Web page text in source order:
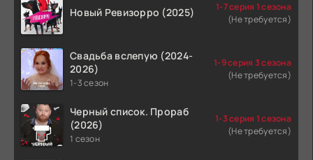
Новый Ревизорро (2025)
1-7 серия 1 сезона
(Не требуется)
Свадьба вслепую (2024-
2026)
1-3 сезон
1-9 серия 3 сезона
(Не требуется)
Черный список. Прораб
(2026)
1 сезон
1-3 серия 1 сезона
(Не требуется)